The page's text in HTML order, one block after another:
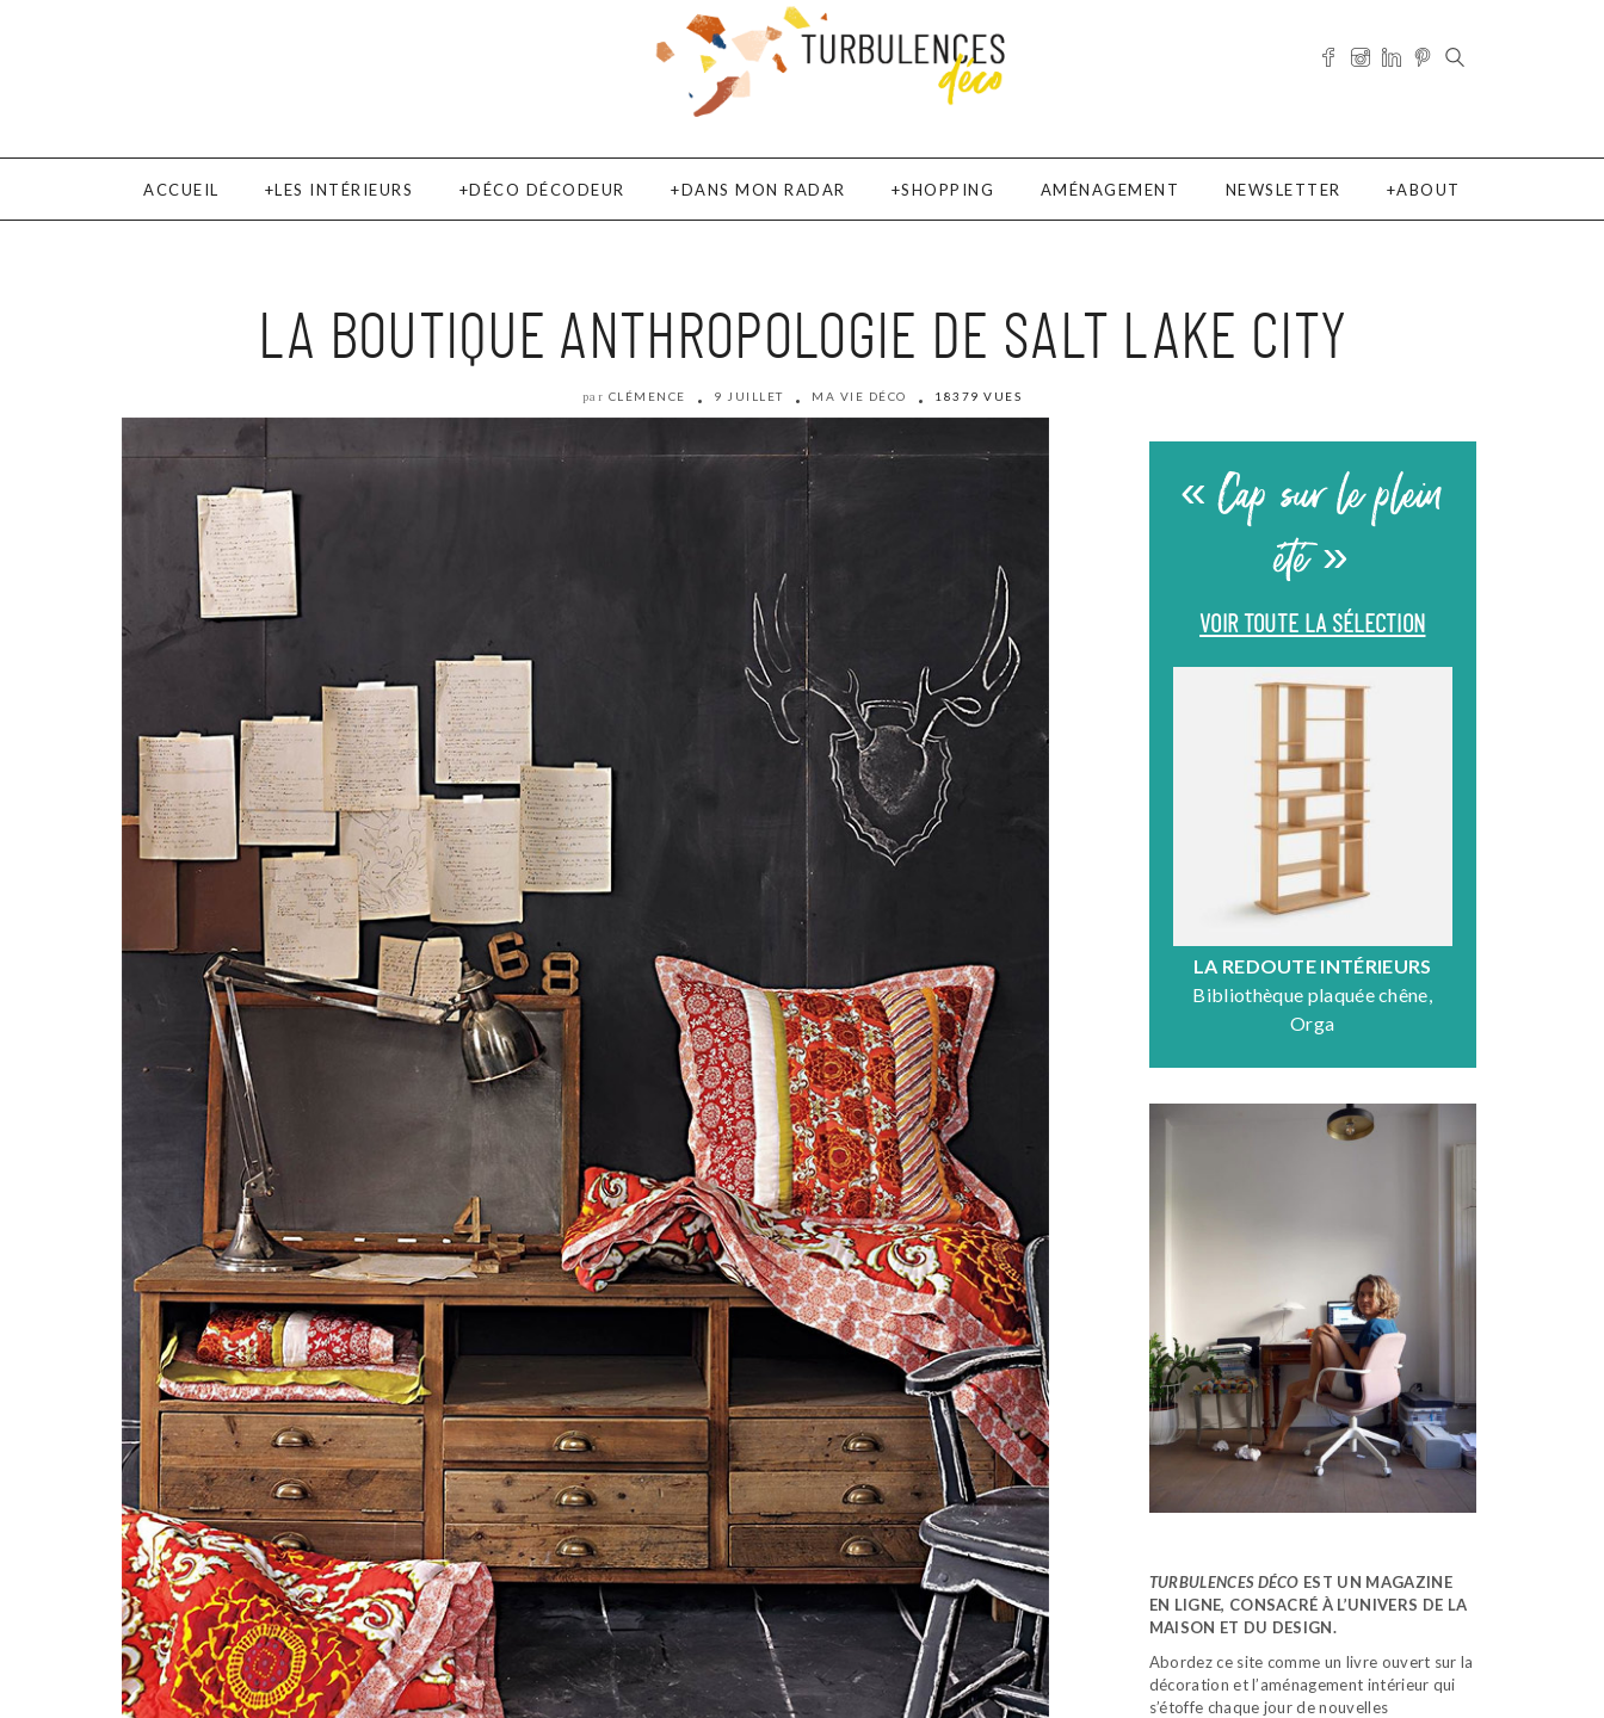
ACCUEIL LES INTÉRIEURS DÉCO DÉCODEUR DANS MON RADAR SHOPPING AMÉNAGEMENT NEWSLETTER ABOUT
LA BOUTIQUE ANTHROPOLOGIE DE SALT LAKE CITY
par CLÉMENCE 9 JUILLET MA VIE DÉCO 18379 VUES
« Cap sur le plein
été »
VOIR TOUTE LA SÉLECTION
LA REDOUTE INTÉRIEURS
Bibliothèque plaquée chêne,
Orga
TURBULENCES DÉCO EST UN MAGAZINE
EN LIGNE, CONSACRÉ À L’UNIVERS DE LA
MAISON ET DU DESIGN.
Abordez ce site comme un livre ouvert sur la
décoration et l’aménagement intérieur qui
s’étoffe chaque jour de nouvelles